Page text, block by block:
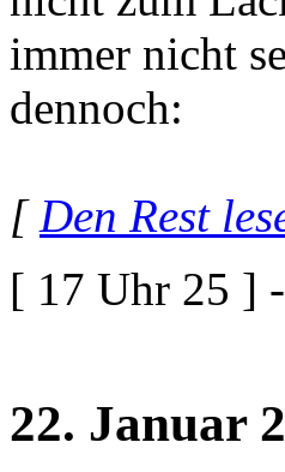
immer nicht
dennoch:
[Den Rest
[ 17 Uhr 25 ]
22. Januar